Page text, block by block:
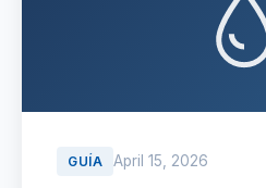
GUÍA April 15, 2026